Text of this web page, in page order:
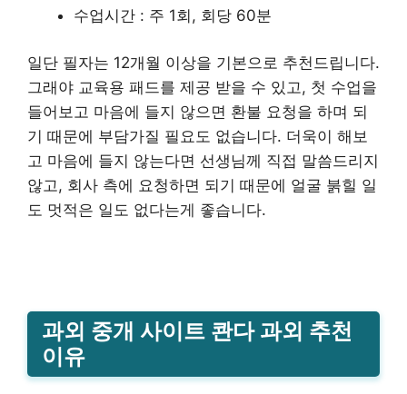
수업시간 : 주 1회, 회당 60분
일단 필자는 12개월 이상을 기본으로 추천드립니다.
그래야 교육용 패드를 제공 받을 수 있고, 첫 수업을
들어보고 마음에 들지 않으면 환불 요청을 하며 되
기 때문에 부담가질 필요도 없습니다. 더욱이 해보
고 마음에 들지 않는다면 선생님께 직접 말씀드리지
않고, 회사 측에 요청하면 되기 때문에 얼굴 붉힐 일
도 멋적은 일도 없다는게 좋습니다.
과외 중개 사이트 콴다 과외 추천
이유